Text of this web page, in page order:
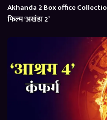
Akhanda 2 Box office
फिल्म ‘अखंडा 2’